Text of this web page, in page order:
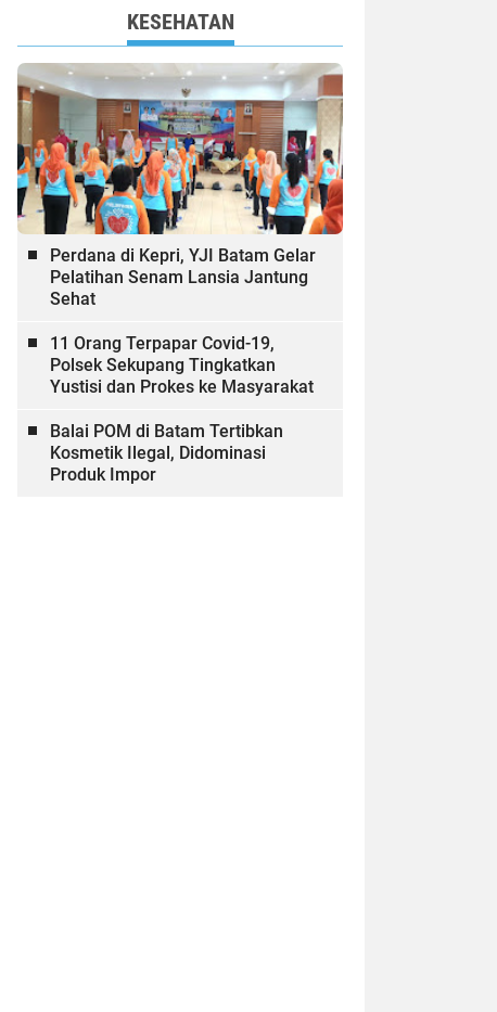
KESEHATAN
Perdana di Kepri, YJI Batam Gelar
Pelatihan Senam Lansia Jantung
Sehat
11 Orang Terpapar Covid-19,
Polsek Sekupang Tingkatkan
Yustisi dan Prokes ke Masyarakat
Balai POM di Batam Tertibkan
Kosmetik Ilegal, Didominasi
Produk Impor